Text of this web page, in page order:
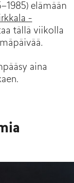
–1985) elämään
-
tällä viikolla
.
aina